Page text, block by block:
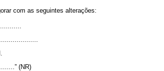
com as seguintes alterações:
(NR)